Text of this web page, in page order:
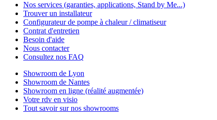
Nos services (garanties, applications, Stand by Me...)
Trouver un installateur
Configurateur de pompe à chaleur / climatiseur
Contrat d'entretien
Besoin d'aide
Nous contacter
Consultez nos FAQ
Showroom de Lyon
Showroom de Nantes
Showroom en ligne (réalité augmentée)
Votre rdv en visio
Tout savoir sur nos showrooms